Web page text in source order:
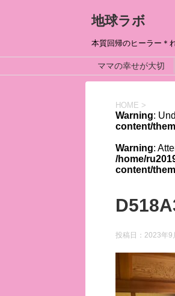
地球ラボ
本質回帰のヒーラー＊
ママの幸せが大切
HOME >
Warning:
content/
Warning:
/home/
content/
投稿日： 2023年9